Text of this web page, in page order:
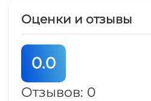
Оценки и отзывы
0.0
Отзывов: 0